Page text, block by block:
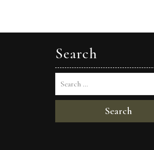
覽
Search
Search